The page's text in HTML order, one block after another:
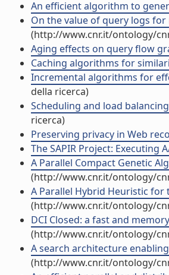
An efficient algorithm to
On the value of query logs
(http://www.cnr.it/ontology/
Aging effects on query flow
Caching algorithms for
Incremental algorithms for
della ricerca)
Scheduling and load
ricerca)
Preserving privacy in Web
The SAPIR Project: Executing
A Parallel Compact Genetic
(http://www.cnr.it/ontology/
A Parallel Hybrid Heuristic for
(http://www.cnr.it/ontology/
DCI Closed: a fast and
(http://www.cnr.it/ontology/
A search architecture
(http://www.cnr.it/ontology/